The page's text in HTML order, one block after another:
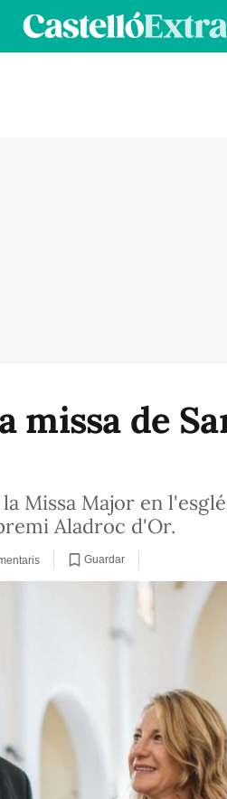
missa de
Missa Major en
Aladroc d'Or.
Guardar